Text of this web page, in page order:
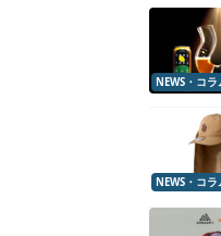
NEWS・コラ
NEWS・コラ